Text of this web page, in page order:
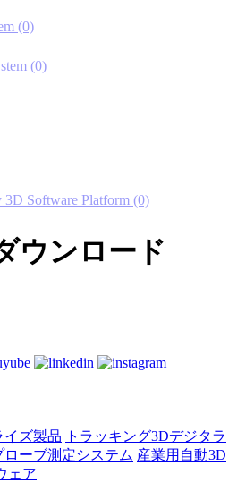
(0)
(0)
Software Platform (0)
ウンロード
イズ製品
トラッキング3Dデジタラ
ローブ測定システム 産業用自動3D
ェア